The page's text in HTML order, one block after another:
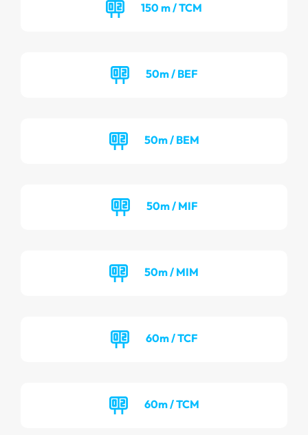
150 m / TCM
50m / BEF
50m / BEM
50m / MIF
50m / MIM
60m / TCF
60m / TCM